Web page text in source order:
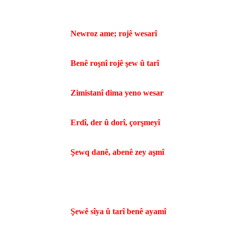
Newroz ame; rojê wesarî
Benê roşnî rojê şew û tarî
Zimistanî dima yeno wesar
Erdî, der û dorî, çorşmeyî
Şewq danê, abenê zey aşmî
Şewê sîya û tarî benê ayamî